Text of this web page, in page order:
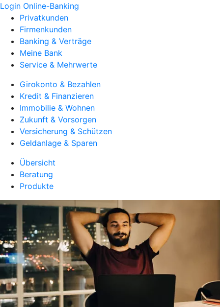
Login Online-Banking
Privatkunden
Firmenkunden
Banking & Verträge
Meine Bank
Service & Mehrwerte
Girokonto & Bezahlen
Kredit & Finanzieren
Immobilie & Wohnen
Zukunft & Vorsorgen
Versicherung & Schützen
Geldanlage & Sparen
Übersicht
Beratung
Produkte